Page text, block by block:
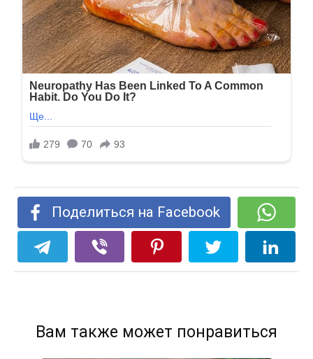
Поделиться на Facebook
Вам также может понравиться